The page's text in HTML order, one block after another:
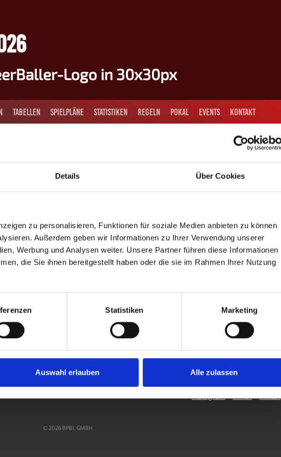
Details Über Cookies
zu personalisieren, Funktionen für soziale Medien anbieten zu können
Außerdem geben wir Informationen zu Ihrer Verwendung unserer
Werbung und Analysen weiter. Unsere Partner führen diese Informationen
die Sie ihnen bereitgestellt haben oder die sie im Rahmen Ihrer Nutzung
Statistiken Marketing
Auswahl erlauben Alle zulassen
TABELLEN SPIELPLÄNE STATISTIKEN REGELN POKAL EVENTS KONTAKT
– Höchster Axt
zu können, bitte das Passwort eingeben:
Instagram TikTok Twitch
© 2026 BPBL GMBH